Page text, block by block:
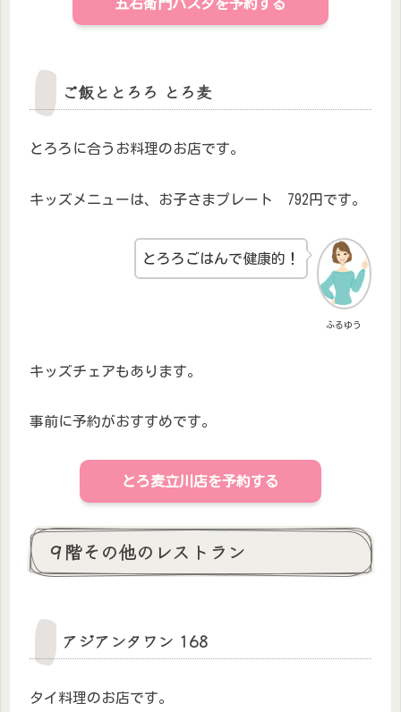
五右衛門パスタを予約する
ご飯ととろろ とろ麦
とろろに合うお料理のお店です。
キッズメニューは、お子さまプレート 792円です。
ふるゆう
とろろごはんで健康的！
キッズチェアもあります。
事前に予約がおすすめです。
とろ麦立川店を予約する
９階その他のレストラン
アジアンタワン 168
タイ料理のお店です。